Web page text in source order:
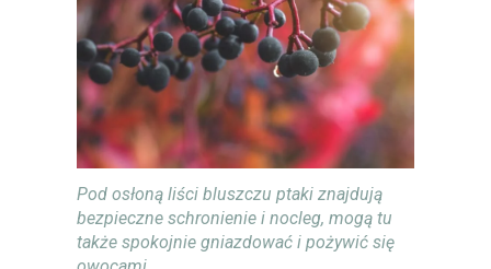
Pod osłoną liści bluszczu ptaki znajdują
bezpieczne schronienie i nocleg, mogą tu
także spokojnie gniazdować i pożywić się